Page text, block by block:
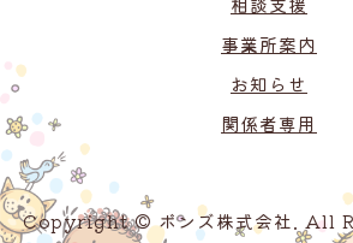
事業所案内
お知らせ
関係者専用
Copyright © ボンズ株式会社. All